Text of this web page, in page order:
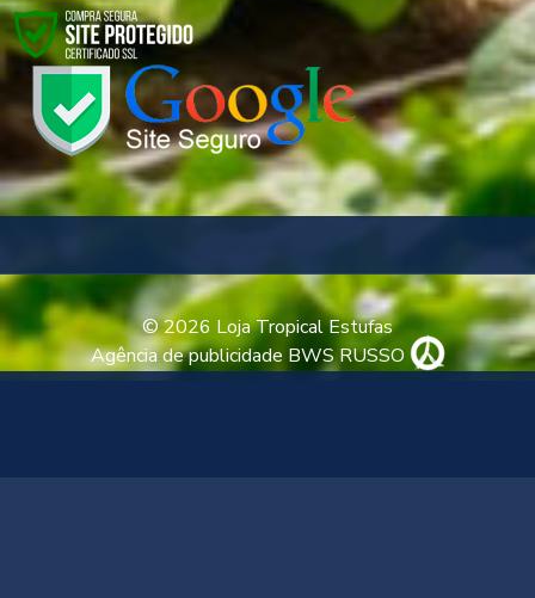
© 2026 Loja Tropical Estufas
Agência de publicidade BWS RUSSO